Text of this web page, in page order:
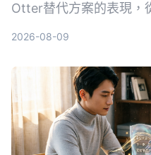
Otter替代方案的表現，
2026-08-09